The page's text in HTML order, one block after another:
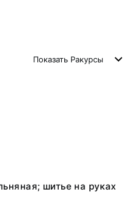
Показать Ракурсы
шитье на руках